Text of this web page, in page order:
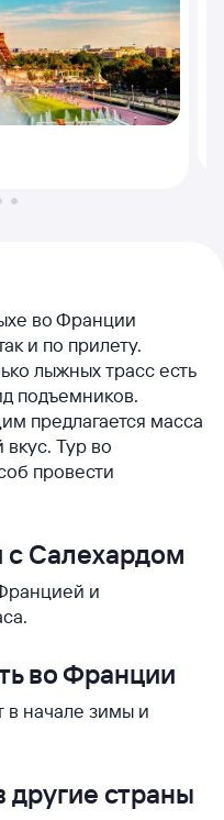
во Франции
и по прилету.
лыжных трасс есть
подъемников.
предлагается масса
Тур во
провести
с Салехардом
и
во Франции
в начале зимы и
другие страны